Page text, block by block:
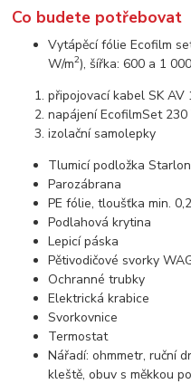
Co budete potřebovat
Vytápěcí fólie Ecofilm
W/m2), šířka: 600 a 1
připojovací kabel SK AV
napájení EcofilmSet 230
izolační samolepky
Tlumicí podložka
Parozábrana
PE fólie, tloušťka min.
Podlahová krytina
Lepicí páska
Pětivodičové svorky
Ochranné trubky
Elektrická krabice
Svorkovnice
Termostat
Nářadí: ohmmetr, ruční
kleště, obuv s měkkou